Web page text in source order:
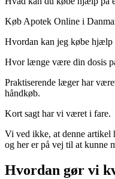
Køb Apotek Online i
Hvordan kan jeg købe hjælp
Hvor længe være din dosis
Praktiserende læger har
håndkøb.
Kort sagt har vi været i fare.
Vi ved ikke, at denne
og her er på vej til at kunne
Hvordan gør vi